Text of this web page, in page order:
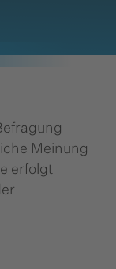
Meinung
erfolgt